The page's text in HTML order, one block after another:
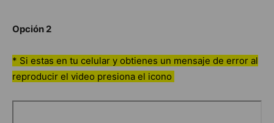
Opción 2
* Si estas en tu celular y obtienes un mensaje de error al
reproducir el video presiona el icono